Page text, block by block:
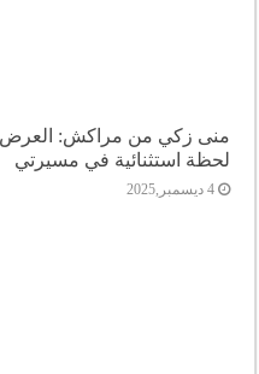
منى زكي من مراكش: العرض
لحظة استثنائية في مسيرتي
4 ديسمبر,2025